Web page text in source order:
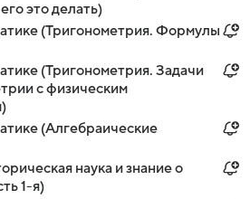
это делать)
(Тригонометрия. Формулы
(Тригонометрия. Задачи
с физическим
(Алгебраические
наука и знание о
1-я)